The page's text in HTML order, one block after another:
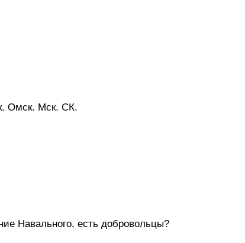
Омск. Мск. СК.
Навального, есть добровольцы?